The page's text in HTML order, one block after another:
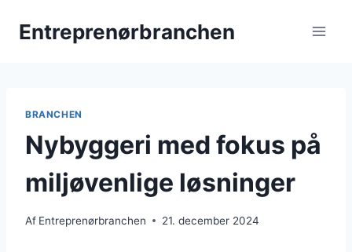
Entreprenørbranchen
BRANCHEN
Nybyggeri med fokus på
miljøvenlige løsninger
Af Entreprenørbranchen 21. december 2024